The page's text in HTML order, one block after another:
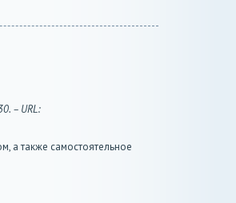
– URL:
а также самостоятельное